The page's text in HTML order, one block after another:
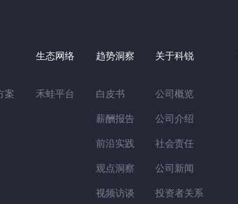
案
生态网络
禾蛙平台
趋势洞察
白皮书
薪酬报告
前沿实践
观点洞察
视频访谈
关于科锐
公司概览
公司介绍
社会责任
公司新闻
投资者关系